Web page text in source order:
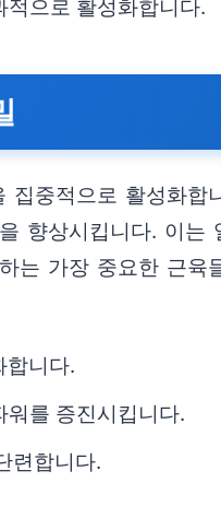
으로 활성화합니다.
중적으로 활성화합
향상시킵니다. 이는
는 가장 중요한 근육
합니다.
를 증진시킵니다.
련합니다.